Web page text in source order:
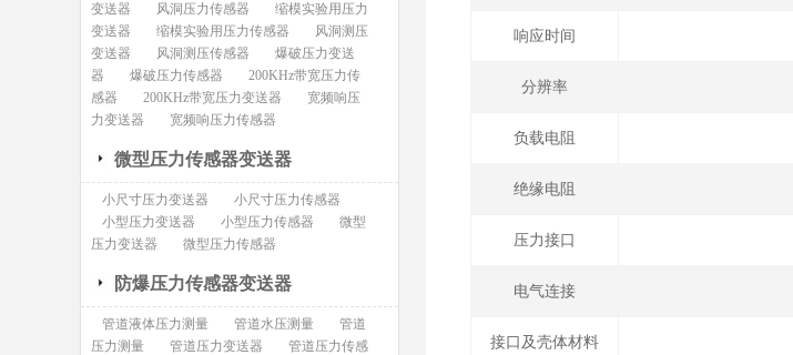
响应时间
分辨率
负载电阻
绝缘电阻
压力接口
电气连接
接口及壳体材料
变送器
风洞压力传感器
缩模实验用压力
变送器
缩模实验用压力传感器
风洞测压
变送器
风洞测压传感器
爆破压力变送
器
爆破压力传感器
200KHz带宽压力传
感器
200KHz带宽压力变送器
宽频响压
力变送器
宽频响压力传感器
微型压力传感器变送器
小尺寸压力变送器
小尺寸压力传感器
小型压力变送器
小型压力传感器
微型
压力变送器
微型压力传感器
防爆压力传感器变送器
管道液体压力测量 管道水压测量
管道
压力测量
管道压力变送器
管道压力传感